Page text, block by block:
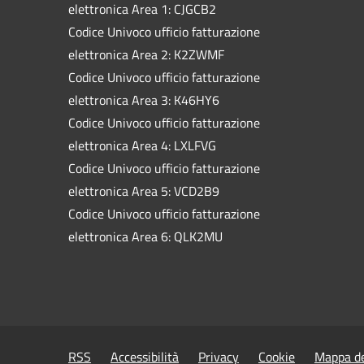
elettronica Area 1: CJGCB2
Codice Univoco ufficio fatturazione
elettronica Area 2: K2ZWMF
Codice Univoco ufficio fatturazione
elettronica Area 3: K46HY6
Codice Univoco ufficio fatturazione
elettronica Area 4: LXLFVG
Codice Univoco ufficio fatturazione
elettronica Area 5: VCD2B9
Codice Univoco ufficio fatturazione
elettronica Area 6: QLK2MU
RSS Accessibilità Privacy Cookie Mappa